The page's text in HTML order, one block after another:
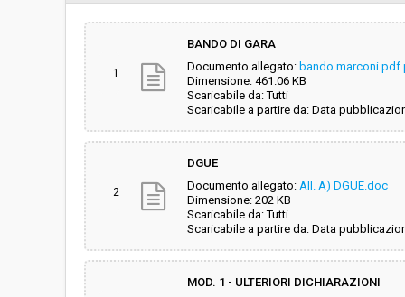
Svolgimento: Gara in busta
Responsabile attuale:
COMUNE DI
1
BANDO DI GARA
Documento allegato: bando
Dimensione: 461.06 KB
Scaricabile da: Tutti
Scaricabile a partire da: Data
2
DGUE
Documento allegato: All. A) DGUE.doc
Dimensione: 202 KB
Scaricabile da: Tutti
Scaricabile a partire da: Data
MOD. 1 - ULTERIORI DICHIARAZIONI